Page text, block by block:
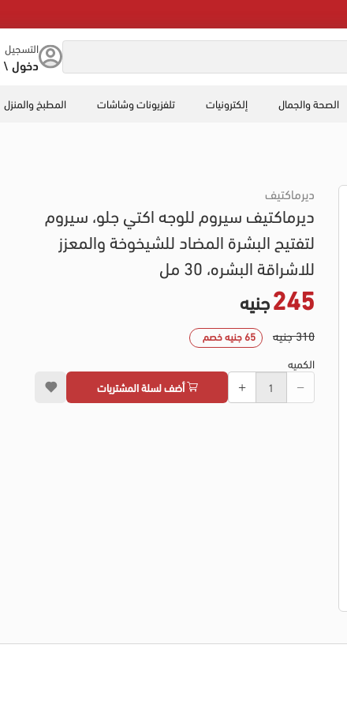
التسجيل
دخول \
الصحة والجمال إلكترونيات تلفزيونات وشاشات المطبخ والمنزل
ديرماكتيف
ديرماكتيف سيروم للوجه اكتي جلو، سيروم
لتفتيح البشرة المضاد للشيخوخة والمعزز
للاشراقة البشره، 30 مل
245جنيه
310 جنيه 65 جنيه خصم
الكميه
أضف لسلة المشتريات